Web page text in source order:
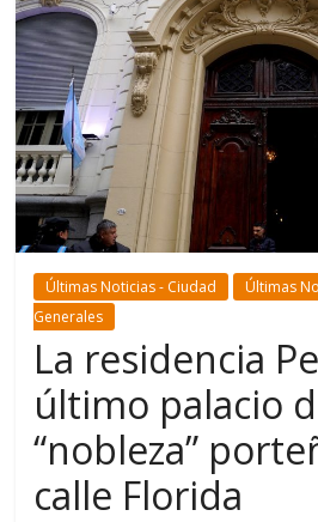
Últimas Noticias - Ciudad
Últimas
Generales
La residencia
último palacio
“nobleza”
calle Florida